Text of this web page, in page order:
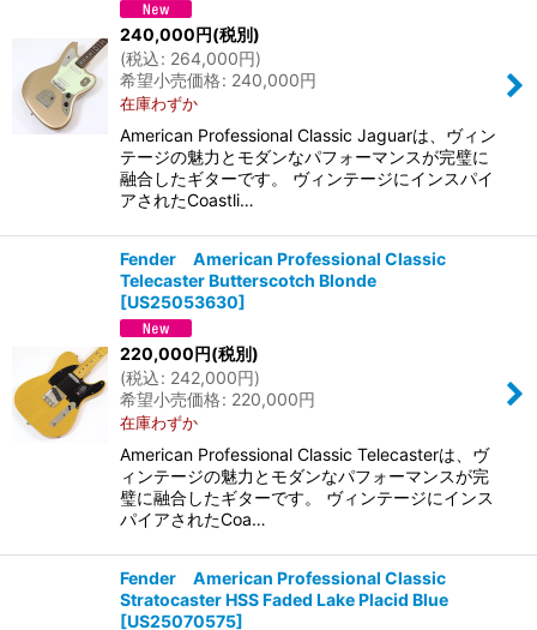
240,000円(税別)
(税込: 264,000円)
希望小売価格: 240,000円
在庫わずか
American Professional Classic Jaguarは、ヴィン
テージの魅力とモダンなパフォーマンスが完璧に
融合したギターです。 ヴィンテージにインスパイ
アされたCoastli…
Fender American Professional Classic
Telecaster Butterscotch Blonde
[US25053630]
220,000円(税別)
(税込: 242,000円)
希望小売価格: 220,000円
在庫わずか
American Professional Classic Telecasterは、ヴ
ィンテージの魅力とモダンなパフォーマンスが完
璧に融合したギターです。 ヴィンテージにインス
パイアされたCoa…
Fender American Professional Classic
Stratocaster HSS Faded Lake Placid Blue
[US25070575]